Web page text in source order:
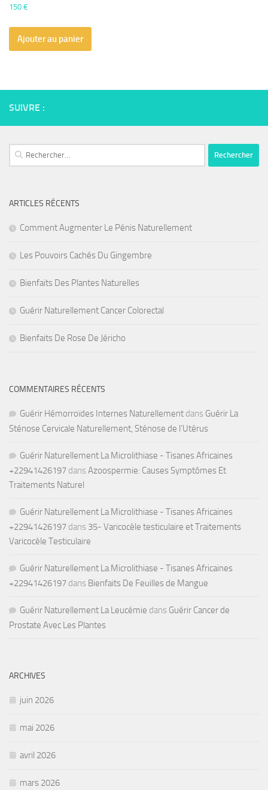
150 €
Ajouter au panier
SUIVRE :
Rechercher :
ARTICLES RÉCENTS
Comment Augmenter Le Pénis Naturellement
Les Pouvoirs Cachés Du Gingembre
Bienfaits Des Plantes Naturelles
Guérir Naturellement Cancer Colorectal
Bienfaits De Rose De Jéricho
COMMENTAIRES RÉCENTS
Guérir Hémorroïdes Internes Naturellement dans Guérir La
Sténose Cervicale Naturellement, Sténose de l’Utérus
Guérir Naturellement La Microlithiase - Tisanes Africaines
+22941426197 dans Azoospermie: Causes Symptômes Et
Traitements Naturel
Guérir Naturellement La Microlithiase - Tisanes Africaines
+22941426197 dans 35- Varicocèle testiculaire et Traitements
Varicocèle Testiculaire
Guérir Naturellement La Microlithiase - Tisanes Africaines
+22941426197 dans Bienfaits De Feuilles de Mangue
Guérir Naturellement La Leucémie dans Guérir Cancer de
Prostate Avec Les Plantes
ARCHIVES
juin 2026
mai 2026
avril 2026
mars 2026